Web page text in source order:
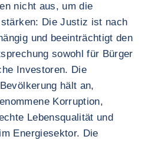
nicht aus, um die
Die Justiz ist nach
und beeinträchtigt den
sowohl für Bürger
Investoren. Die
hält an,
Korruption,
Lebensqualität und
Energiesektor. Die